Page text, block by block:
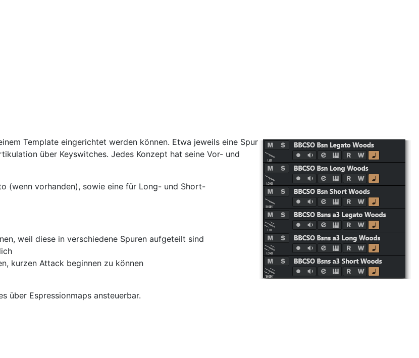
Template eingerichtet werden können. Etwa jeweils eine Spur
über Keyswitches. Jedes Konzept hat seine Vor- und
(wenn vorhanden), sowie eine für Long- und Short-
weil diese in verschiedene Spuren aufgeteilt sind
kurzen Attack beginnen zu können
über Espressionmaps ansteuerbar.